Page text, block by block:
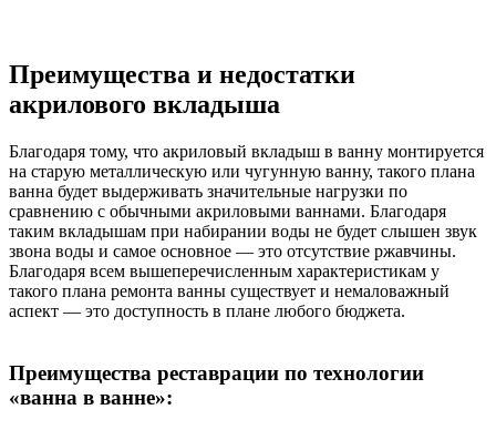
Преимущества и недостатки
акрилового вкладыша
Благодаря тому, что акриловый вкладыш в ванну монтируется
на старую металлическую или чугунную ванну, такого плана
ванна будет выдерживать значительные нагрузки по
сравнению с обычными акриловыми ваннами. Благодаря
таким вкладышам при набирании воды не будет слышен звук
звона воды и самое основное — это отсутствие ржавчины.
Благодаря всем вышеперечисленным характеристикам у
такого плана ремонта ванны существует и немаловажный
аспект — это доступность в плане любого бюджета.
Преимущества реставрации по технологии
«ванна в ванне»: